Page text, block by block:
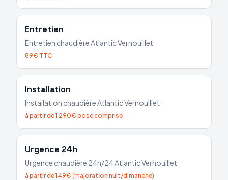
Entretien
Entretien chaudièreAtlanticVernouillet
89€ TTC
Installation
Installation chaudièreAtlanticVernouillet
à partir de 1 290€ pose comprise
Urgence 24h
Urgence chaudière 24h/24AtlanticVernouillet
à partir de 149€ (majoration nuit/dimanche)